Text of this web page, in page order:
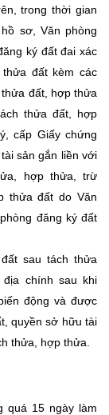
trong thời gian
sơ, Văn phòng
ký đất đai xác
đất kèm các
đất, hợp thửa
thửa đất, hợp
cấp Giấy chứng
sản gắn liền với
hợp thửa, trừ
thửa đất do Văn
đăng ký đất
sau tách thửa
chính sau khi
động và được
quyền sở hữu tài
thửa, hợp thửa.
quá 15 ngày làm